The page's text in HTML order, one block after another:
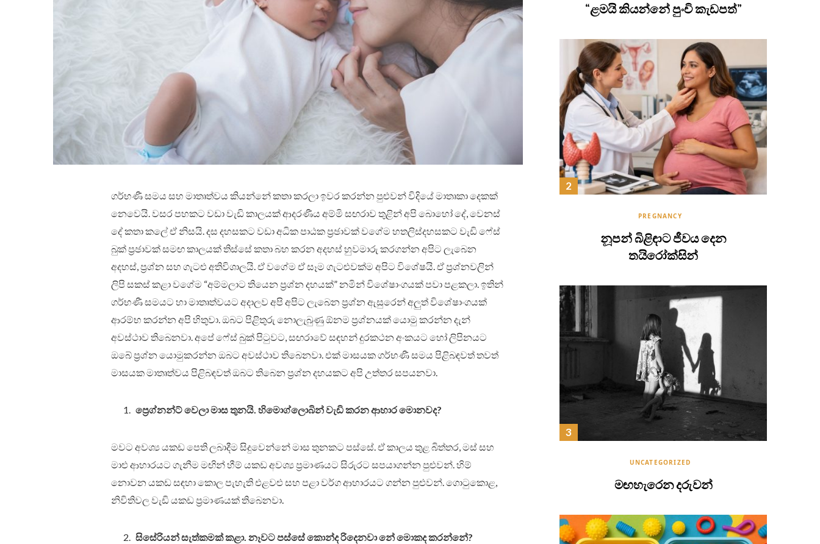
ගර්භණී සමය සහ මාතෘත්වය කියන්නේ කතා කරලා ඉවර කරන්න පුළුවන් විදියේ මාතෘකා දෙකක්
නෙවෙයි. වසර පහකට වඩා වැඩි කාලයක් ආදරණීය අම්මි සඟරාව තුළින් අපි බොහෝ දේ, වෙනස්
දේ කතා කලේ ඒ නිසයි. දස දහසකට වඩා අධික පාඨක ප්‍රඡාවක් වගේම හතලිස්දහසකට වැඩි ෆේස්
බුක් ප්‍රඡාවක් සමඟ කාලයක් තිස්සේ කතා බහ කරන අදහස් හුවමාරු කරගන්න අපිට ලැබෙන
අදහස්, ප්‍රශ්න සහ ගැටළු අතිවිශාලයි. ඒ වගේම ඒ සෑම ගැටළුවක්ම අපිට විශේෂයි. ඒ ප්‍රශ්නවලින්
ලිපි සකස් කළා වගේම “අම්මලාට තියෙන ප්‍රශ්න දහයක්” නමින් විශේෂාංගයක් පවා පළකලා. ඉතින්
ගර්භණී සමයට හා මාතෘත්වයට අදාලව අපි අපිට ලැබෙන ප්‍රශ්න ඇසුරෙන් අලුත් විශේෂාංගයක්
ආරම්භ කරන්න අපි හිතුවා. ඔබට පිළිතුරු නොලැබුණු ඕනම ප්‍රශ්නයක් යොමු කරන්න දැන්
අවස්ථාව තිබෙනවා. අපේ ෆේස් බුක් පිටුවට, සඟරාවේ සඳහන් දුරකථන අංකයට හෝ ලිපිනයට
ඔබේ ප්‍රශ්න යොමුකරන්න ඔබට අවස්ථාව තිබෙනවා. එක් මාසයක ගර්භණී සමය පිළිබඳවත් තවත්
මාසයක මාතෘත්වය පිළිබඳවත් ඔබට තිබෙන ප්‍රශ්න දහයකට අපි උත්තර සපයනවා.
ප්‍රෙග්නන්ට් වෙලා මාස තුනයි. හිමොග්ලොබින් වැඩි කරන ආහාර මොනවද?
මවට අවශ්‍ය යකඩ පෙති ලබාදීම සිදුවෙන්නේ මාස තුනකට පස්සේ. ඒ කාලය තුළ බිත්තර, මස් සහ
මාළු ආහාරයට ගැනීම මඟින් හීම් යකඩ අවශ්‍ය ප්‍රමාණයට සිරුරට සපයාගන්න පුළුවන්. හිම්
නොවන යකඩ සඳහා කොල පැහැති එළවළු සහ පළා වර්ග ආහාරයට ගන්න පුළුවන්. ගොටුකොළ,
නිවිතිවල වැඩි යකඩ ප්‍රමාණයක් තිබෙනවා.
සිසේරියන් සැත්කමක් කළා. නෑවට පස්සේ කොන්ද රිදෙනවා නේ මොකද කරන්නේ?
“ළමයි කියන්නේ පුංචි කැඩපත්”
PREGNANCY
නූපන් බිළිඳාට ජීවය දෙන
තයිරෝක්සින්
UNCATEGORIZED
මඟහැරෙන දරුවන්